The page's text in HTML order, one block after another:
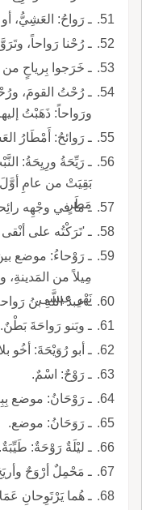
ـ رَواحُ: العَشِيُّ،
ـ رُحْنا رَواحاً،
ـ خَرَجوا بِرياحٍ
ورَواحاً: ذَهَبْتُ
ـ رَوائحُ: أَمْطَارُ
ـ رَيِّحَةُ ورِيِحَةُ:
بَقِيَتْ من عامِ
مَطَرٍ.
ـ ما في وجْهِه
ـ 'تَرَكْتُه على
ـ رَوْحاءُ: موضع
مِيلاً من
نَهْرِ عيسى.
ـ عبدُ اللَّهِ بنُ
ـ وبَنو رَواحَةَ بَطْنٌ.
ـ أبو رُوَيْحَةَ: أخُو
ـ رَوْحٌ: اسْمٌ.
ـ رَوْحَانُ: موضع
ـ رَوَحَانُ: موضع.
ـ ليْلَةٌ رَوْحَةٌ: طَيِّبَةٌ.
ـ مَحْمِلٌ أرْوَحٌ
ـ هُما يَرْتَوِحانِ